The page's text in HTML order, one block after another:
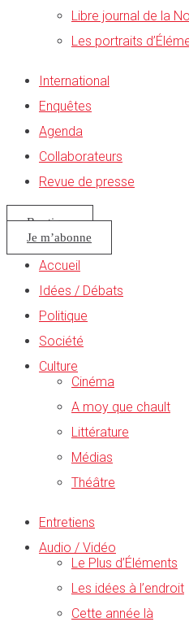
Libre journal de la
Les portraits
International
Enquêtes
Agenda
Collaborateurs
Revue de presse
Boutique
Je m’abonne
Accueil
Idées / Débats
Politique
Société
Culture
Cinéma
A moy que chault
Littérature
Médias
Théâtre
Entretiens
Audio / Vidéo
Le Plus d’Éléments
Les idées à l’endroit
Cette année là